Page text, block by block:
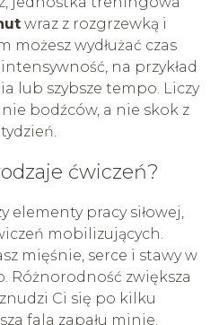
wraz z rozgrzewką i
możesz wydłużać czas
na przykład
lub szybsze tempo. Liczy
bodźców, a nie skok z
ćwiczeń?
elementy pracy siłowej,
mobilizujących.
mięśnie, serce i stawy w
Różnorodność zwiększa
Ci się po kilku
fala zapału minie.